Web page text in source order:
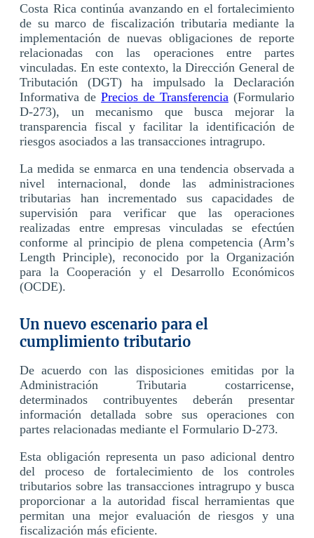
Costa Rica continúa avanzando en el fortalecimiento
de su marco de fiscalización tributaria mediante la
implementación de nuevas obligaciones de reporte
relacionadas con las operaciones entre partes
vinculadas. En este contexto, la Dirección General de
Tributación (DGT) ha impulsado la Declaración
Informativa de Precios de Transferencia (Formulario
D-273), un mecanismo que busca mejorar la
transparencia fiscal y facilitar la identificación de
riesgos asociados a las transacciones intragrupo.
La medida se enmarca en una tendencia observada a
nivel internacional, donde las administraciones
tributarias han incrementado sus capacidades de
supervisión para verificar que las operaciones
realizadas entre empresas vinculadas se efectúen
conforme al principio de plena competencia (Arm’s
Length Principle), reconocido por la Organización
para la Cooperación y el Desarrollo Económicos
(OCDE).
Un nuevo escenario para el
cumplimiento tributario
De acuerdo con las disposiciones emitidas por la
Administración Tributaria costarricense,
determinados contribuyentes deberán presentar
información detallada sobre sus operaciones con
partes relacionadas mediante el Formulario D-273.
Esta obligación representa un paso adicional dentro
del proceso de fortalecimiento de los controles
tributarios sobre las transacciones intragrupo y busca
proporcionar a la autoridad fiscal herramientas que
permitan una mejor evaluación de riesgos y una
fiscalización más eficiente.